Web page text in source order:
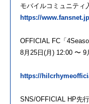
モバイルコミュニティ
https://
OFFICIAL FC「
8月25日(月) 12:00 〜
https://
SNS/OFFICIAL HP